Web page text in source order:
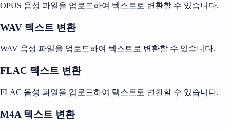
OPUS 음성 파일을 업로드하여 텍스트로 변환할 수 있습니다.
WAV 텍스트 변환
WAV 음성 파일을 업로드하여 텍스트로 변환할 수 있습니다.
FLAC 텍스트 변환
FLAC 음성 파일을 업로드하여 텍스트로 변환할 수 있습니다.
M4A 텍스트 변환